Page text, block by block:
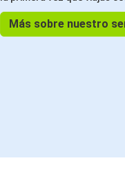
Más sobre nuestro